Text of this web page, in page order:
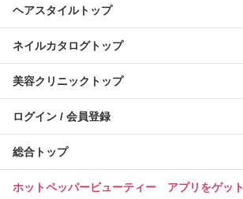
ヘアスタイルトップ
ネイルカタログトップ
美容クリニックトップ
ログイン / 会員登録
総合トップ
ホットペッパービューティー アプリをゲット